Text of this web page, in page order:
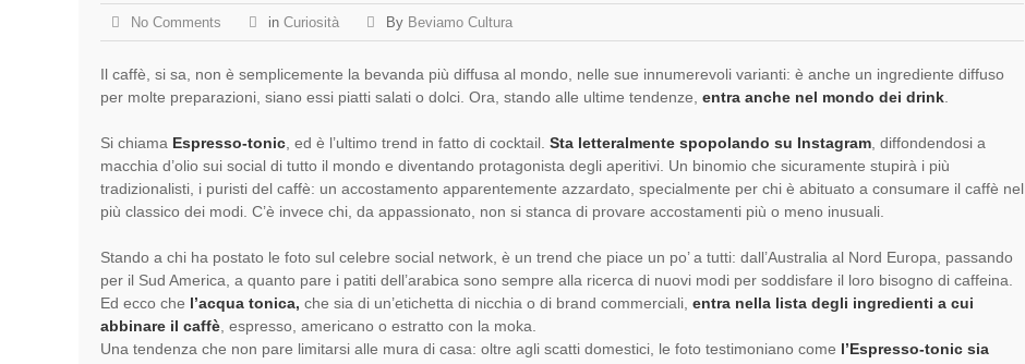
No Comments in Curiosità By Beviamo Cultura
Il caffè, si sa, non è semplicemente la bevanda più diffusa al mondo, nelle sue innumerevoli varianti: è anche un ingrediente diffuso
per molte preparazioni, siano essi piatti salati o dolci. Ora, stando alle ultime tendenze, entra anche nel mondo dei drink
Si chiama Espresso-tonic , ed è l’ultimo trend in fatto di cocktail. Sta letteralmente spopolando su Instagram , diffondendosi a
macchia d’olio sui social di tutto il mondo e diventando protagonista degli aperitivi. Un binomio che sicuramente stupirà i più
tradizionalisti, i puristi del caffè: un accostamento apparentemente azzardato, specialmente per chi è abituato a consumare il caffè nel
più classico dei modi. C’è invece chi, da appassionato, non si stanca di provare accostamenti più o meno inusuali.
Stando a chi ha postato le foto sul celebre social network, è un trend che piace un po’ a tutti: dall’Australia al Nord Europa, passando
per il Sud America, a quanto pare i patiti dell’arabica sono sempre alla ricerca di nuovi modi per soddisfare il loro bisogno di caffeina.
Ed ecco che l’acqua tonica, che sia di un’etichetta di nicchia o di brand commerciali, entra nella lista degli ingredienti a cui
abbinare il caffè , espresso, americano o estratto con la moka.
Una tendenza che non pare limitarsi alle mura di casa: oltre agli scatti domestici, le foto testimoniano come l’Espresso-tonic sia